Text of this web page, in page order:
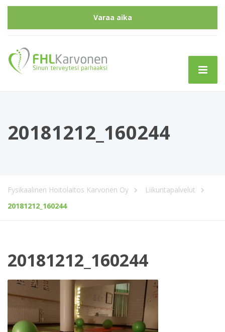
Varaa aika
20181212_160244
Fysikaalinen Hoitolaitos Karvonen Oy
Liikunta­palvelut
20181212_160244
20181212_160244